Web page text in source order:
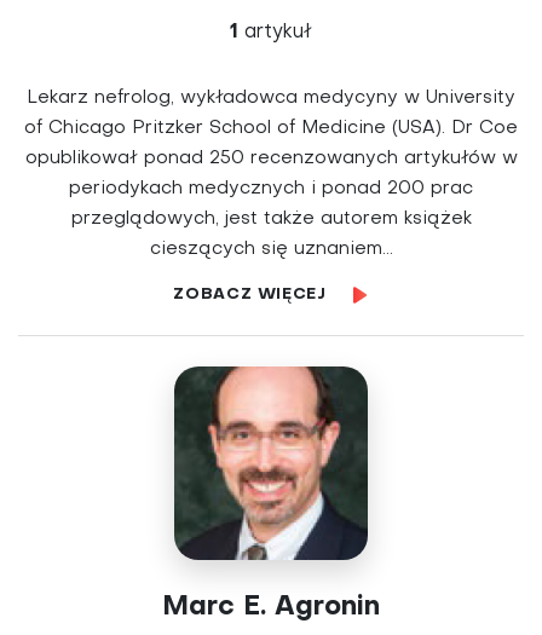
1 artykuł
Lekarz nefrolog, wykładowca medycyny w University
of Chicago Pritzker School of Medicine (USA). Dr Coe
opublikował ponad 250 recenzowanych artykułów w
periodykach medycznych i ponad 200 prac
przeglądowych, jest także autorem książek
cieszących się uznaniem...
ZOBACZ WIĘCEJ
Marc E. Agronin